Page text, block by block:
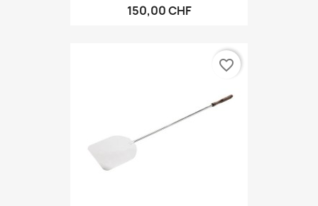
150,00 CHF
favorite_border